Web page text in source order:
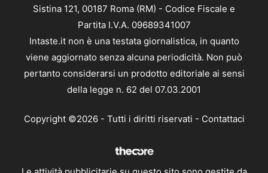
Sistina 121, 00187 Roma (RM) - Codice Fiscale e
Partita I.V.A. 09689341007
Intaste.it non è una testata giornalistica, in quanto
viene aggiornato senza alcuna periodicità. Non può
pertanto considerarsi un prodotto editoriale ai sensi
della legge n. 62 del 07.03.2001
Copyright ©2026 - Tutti i diritti riservati - Contattaci